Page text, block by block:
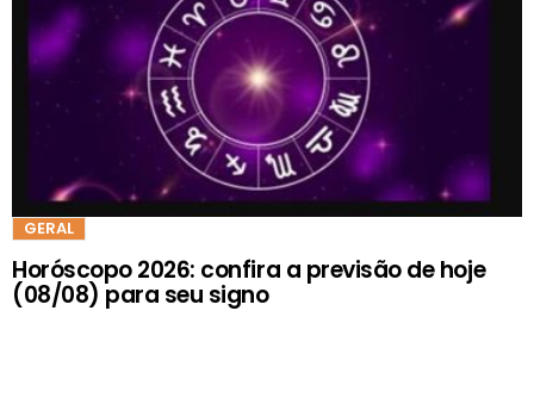
GERAL
Horóscopo 2026: confira a previsão de hoje
(08/08) para seu signo